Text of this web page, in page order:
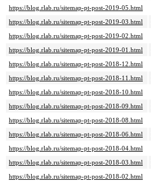
https://blog.rlab.ru/sitemap-pt-post-2019-05.html
https://blog.rlab.ru/sitemap-pt-post-2019-03.html
https://blog.rlab.ru/sitemap-pt-post-2019-02.html
https://blog.rlab.ru/sitemap-pt-post-2019-01.html
https://blog.rlab.ru/sitemap-pt-post-2018-12.html
https://blog.rlab.ru/sitemap-pt-post-2018-11.html
https://blog.rlab.ru/sitemap-pt-post-2018-10.html
https://blog.rlab.ru/sitemap-pt-post-2018-09.html
https://blog.rlab.ru/sitemap-pt-post-2018-08.html
https://blog.rlab.ru/sitemap-pt-post-2018-06.html
https://blog.rlab.ru/sitemap-pt-post-2018-04.html
https://blog.rlab.ru/sitemap-pt-post-2018-03.html
https://blog.rlab.ru/sitemap-pt-post-2018-02.html